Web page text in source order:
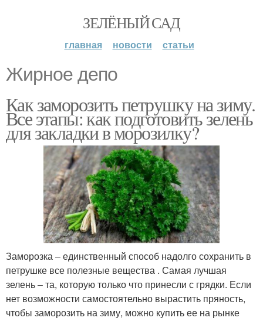
ЗЕЛЁНЫЙ САД
главная новости статьи
Жирное депо
Как заморозить петрушку на зиму.
Все этапы: как подготовить зелень
для закладки в морозилку?
Заморозка – единственный способ надолго сохранить в
петрушке все полезные вещества . Самая лучшая
зелень – та, которую только что принесли с грядки. Если
нет возможности самостоятельно вырастить пряность,
чтобы заморозить на зиму, можно купить ее на рынке